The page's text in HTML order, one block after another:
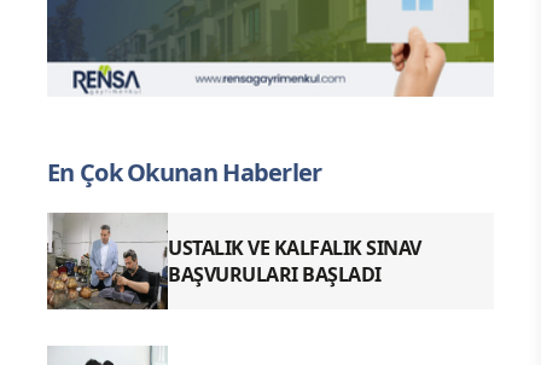
En Çok Okunan Haberler
USTALIK VE KALFALIK SINAV
BAŞVURULARI BAŞLADI